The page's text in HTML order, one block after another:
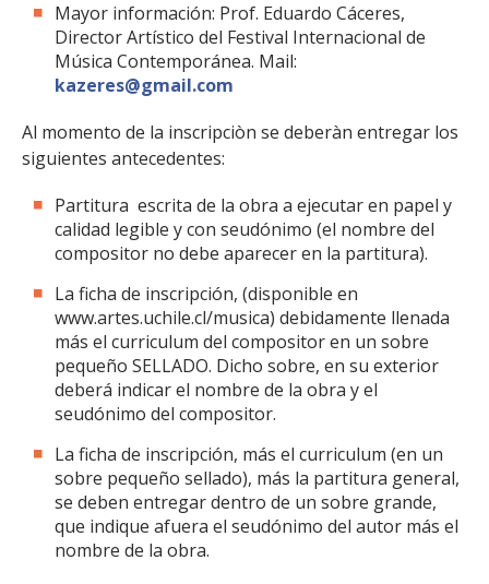
Mayor información: Prof. Eduardo Cáceres,
Director Artístico del Festival Internacional de
Música Contemporánea. Mail:
kazeres@gmail.com
Al momento de la inscripciòn se deberàn entregar los
siguientes antecedentes:
Partitura escrita de la obra a ejecutar en papel y
calidad legible y con seudónimo (el nombre del
compositor no debe aparecer en la partitura).
La ficha de inscripción, (disponible en
www.artes.uchile.cl/musica) debidamente llenada
más el curriculum del compositor en un sobre
pequeño SELLADO. Dicho sobre, en su exterior
deberá indicar el nombre de la obra y el
seudónimo del compositor.
La ficha de inscripción, más el curriculum (en un
sobre pequeño sellado), más la partitura general,
se deben entregar dentro de un sobre grande,
que indique afuera el seudónimo del autor más el
nombre de la obra.